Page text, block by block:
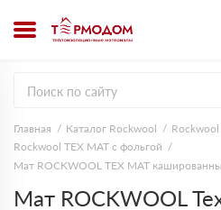
Главная Каталог Rockwool
Rockwool ТЕХ МАТ с фольгой
Мат ROCKWOOL ТЕХ МАТ
Мат ROCKWOOL